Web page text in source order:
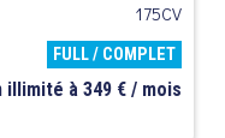
175CV
FULL / COMPLET
illimité à 349 € / mois